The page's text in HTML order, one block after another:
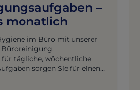
–
monatlich
im Büro mit unserer
für tägliche, wöchentliche
sorgen Sie für einen